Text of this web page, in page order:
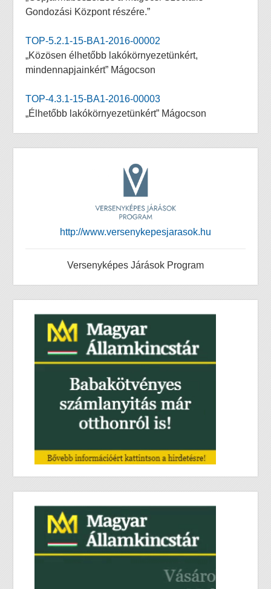
Gondozási Központ részére.”
TOP-5.2.1-15-BA1-2016-00002
„Közösen élhetőbb lakókörnyezetünkért,
mindennapjainkért” Mágocson
TOP-4.3.1-15-BA1-2016-00003
„Élhetőbb lakókörnyezetünkért” Mágocson
http://www.versenykepesjarasok.hu
Versenyképes Járások Program